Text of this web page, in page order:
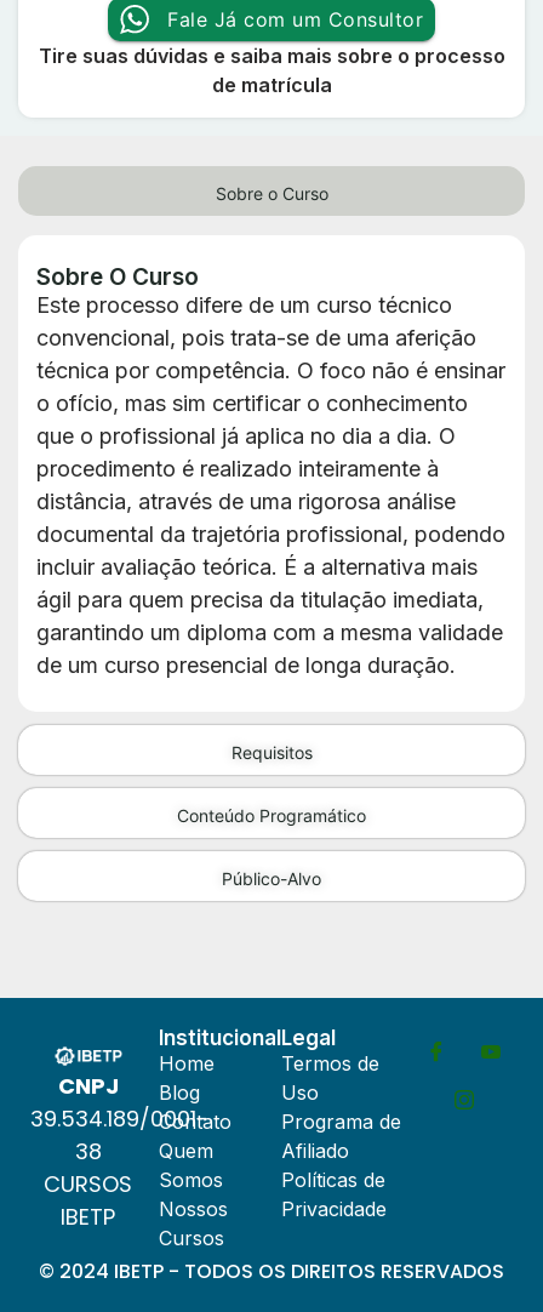
Fale Já com um Consultor
Tire suas dúvidas e saiba mais sobre o processo
de matrícula
Sobre o Curso
Requisitos
Conteúdo Programático
Público-Alvo
Sobre O Curso
Este processo difere de um curso técnico
convencional, pois trata-se de uma aferição
técnica por competência. O foco não é ensinar
o ofício, mas sim certificar o conhecimento
que o profissional já aplica no dia a dia. O
procedimento é realizado inteiramente à
distância, através de uma rigorosa análise
documental da trajetória profissional, podendo
incluir avaliação teórica. É a alternativa mais
ágil para quem precisa da titulação imediata,
garantindo um diploma com a mesma validade
de um curso presencial de longa duração.
CNPJ
39.534.189/0001-
38
CURSOS
IBETP
Institucional
Home
Blog
Contato
Quem
Somos
Nossos
Cursos
Legal
Termos de
Uso
Programa de
Afiliado
Políticas de
Privacidade
© 2024 IBETP - TODOS OS DIREITOS RESERVADOS